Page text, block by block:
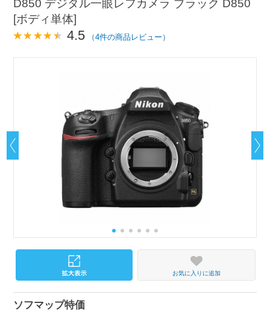
D850 デジタル一眼レフカメラ ブラック D850
[ボディ単体]
4.5 （4件の商品レビュー）
お気に入りに追加
ソフマップ特価